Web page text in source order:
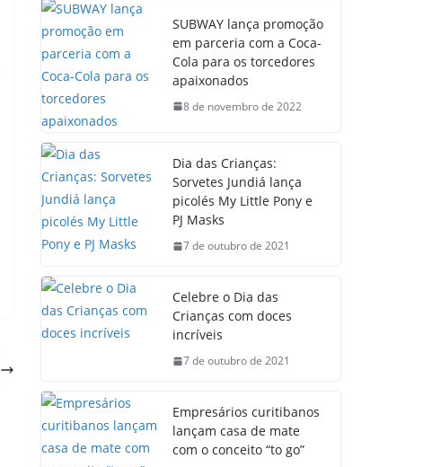
SUBWAY lança promoção
em parceria com a Coca-
Cola para os torcedores
apaixonados
8 de novembro de 2022
Dia das Crianças:
Sorvetes Jundiá lança
picolés My Little Pony e
PJ Masks
7 de outubro de 2021
Celebre o Dia das
Crianças com doces
incríveis
7 de outubro de 2021
Empresários curitibanos
lançam casa de mate
com o conceito “to go”